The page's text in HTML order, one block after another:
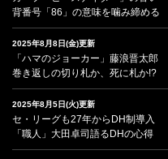
背番号「86」の意味を噛み締める
2025年8月8日(金)更新
「ハマのジョーカー」藤浪晋太郎
巻き返しの切り札か、死に札か!?
2025年8月5日(火)更新
セ・リーグも27年からDH制導入
「職人」大田卓司語るDHの心得